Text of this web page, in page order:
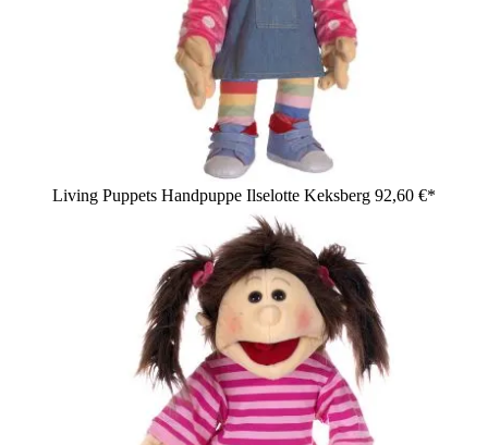
Living Puppets Handpuppe Ilselotte Keksberg 92,60 €*